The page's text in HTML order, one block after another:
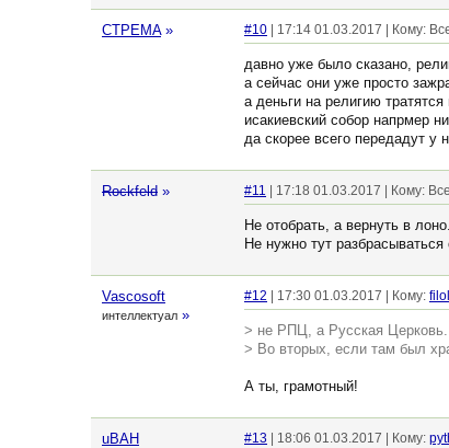
CTPEMA » #10 | 17:14 01.03.2017 | Кому:
давно уже было сказано,
а сейчас они уже просто
а деньги на религию
исакиевский собор напрмер
да скорее всего передадут у
Rockfeld » #11 | 17:18 01.03.2017 | Кому:
Не отобрать, а вернуть в лоно.
Не нужно тут
Vascosoft
интеллектуал »
#12 | 17:30 01.03.2017 | Кому:
> не РПЦ, а Русская
> Во вторых, если там был
А ты, грамотный!
uBAH #13 | 18:06 01.03.2017 | Кому: